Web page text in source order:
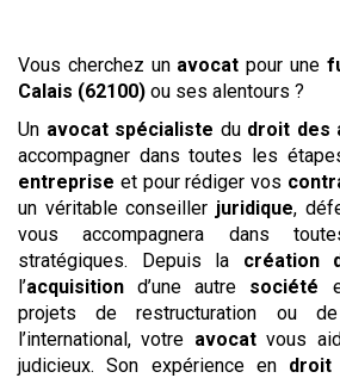
Vous cherchez un avocatpour une
Calais (62100) ou ses alentours ?
Un avocat spécialiste du droit des
accompagner dans toutes les
entreprise et pour rédiger vos
un véritable conseiller juridique,
vous accompagnera dans
stratégiques. Depuis la création
l’acquisition d’une autre société
projets de restructuration ou
l’international, votre avocatvous
judicieux. Son expérience en droit